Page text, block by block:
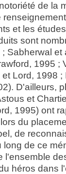
de la
et les
sont
Sabherwal et
1995 ;
Lord, 1998
D'ailleurs,
et
1995) ont
du
de
long de ce
l'ensemble
héros dans